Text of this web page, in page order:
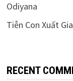
Odiyana
Tiễn Con Xuất Gia
RECENT